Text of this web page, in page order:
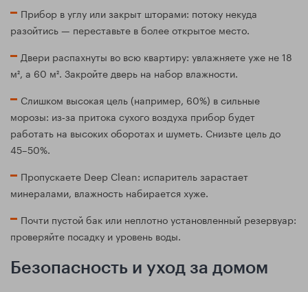
Прибор в углу или закрыт шторами: потоку некуда
разойтись — переставьте в более открытое место.
Двери распахнуты во всю квартиру: увлажняете уже не 18
м², а 60 м². Закройте дверь на набор влажности.
Слишком высокая цель (например, 60%) в сильные
морозы: из‑за притока сухого воздуха прибор будет
работать на высоких оборотах и шуметь. Снизьте цель до
45–50%.
Пропускаете Deep Clean: испаритель зарастает
минералами, влажность набирается хуже.
Почти пустой бак или неплотно установленный резервуар:
проверяйте посадку и уровень воды.
Безопасность и уход за домом